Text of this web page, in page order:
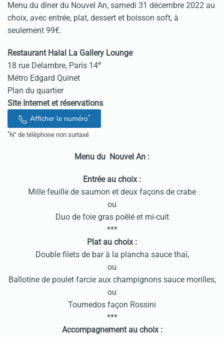
Menu du dîner du Nouvel An, samedi 31 décembre 2022 au
choix, avec entrée, plat, dessert et boisson soft, à
seulement 99€.
Restaurant Halal La Gallery Lounge
18 rue Delambre, Paris 14e
Métro Edgard Quinet
Plan du quartier
Site Internet et réservations
Afficher le numéro*
*N° de téléphone non surtaxé
Menu du Nouvel An :
Entrée au choix :
Mille feuille de saumon et deux façons de crabe
ou
Duo de foie gras poêlé et mi-cuit
***
Plat au choix :
Double filets de bar à la plancha sauce thaï,
ou
Ballotine de poulet farcie aux champignons sauce morilles,
ou
Tournedos façon Rossini
***
Accompagnement au choix :